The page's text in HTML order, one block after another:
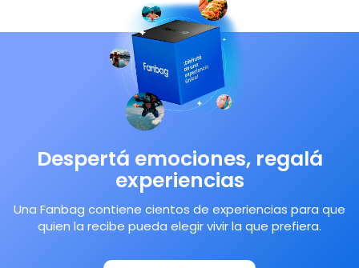
Despertá emociones, regalá
experiencias
Una Fanbag contiene cientos de experiencias para que
quien la recibe pueda elegir vivir la que prefiera.